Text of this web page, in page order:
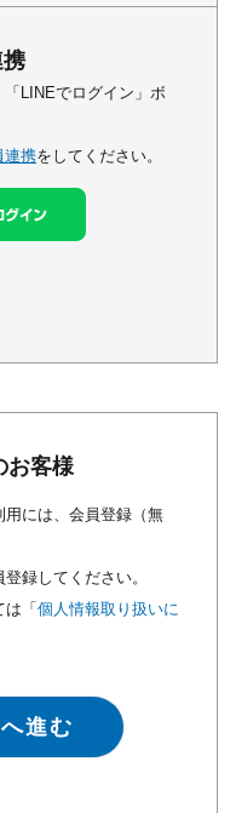
LINEでログイン」ボ
連携をしてください。
お客様
用には、会員登録（無
録してください。
「 個人情報取り扱いに
進む